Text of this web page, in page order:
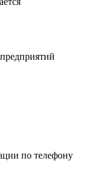
по телефону